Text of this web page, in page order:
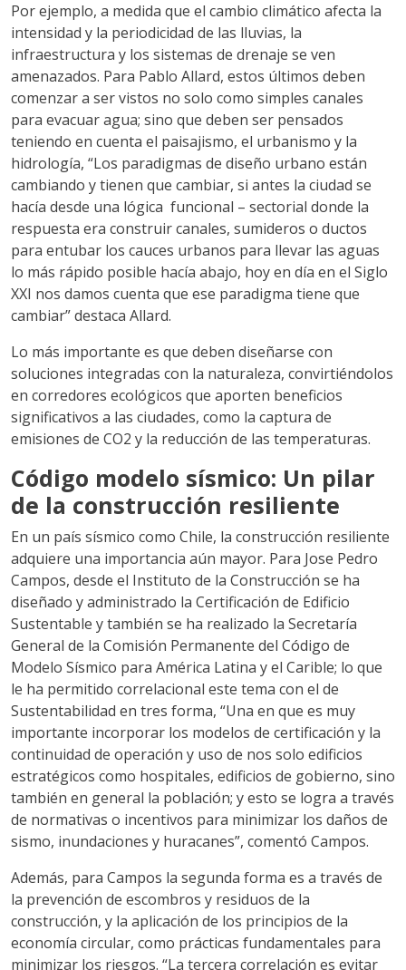
Por ejemplo, a medida que el cambio climático afecta la
intensidad y la periodicidad de las lluvias, la
infraestructura y los sistemas de drenaje se ven
amenazados. Para Pablo Allard, estos últimos deben
comenzar a ser vistos no solo como simples canales
para evacuar agua; sino que deben ser pensados
teniendo en cuenta el paisajismo, el urbanismo y la
hidrología, “Los paradigmas de diseño urbano están
cambiando y tienen que cambiar, si antes la ciudad se
hacía desde una lógica funcional – sectorial donde la
respuesta era construir canales, sumideros o ductos
para entubar los cauces urbanos para llevar las aguas
lo más rápido posible hacía abajo, hoy en día en el Siglo
XXI nos damos cuenta que ese paradigma tiene que
cambiar” destaca Allard.
Lo más importante es que deben diseñarse con
soluciones integradas con la naturaleza, convirtiéndolos
en corredores ecológicos que aporten beneficios
significativos a las ciudades, como la captura de
emisiones de CO2 y la reducción de las temperaturas.
Código modelo sísmico: Un pilar
de la construcción resiliente
En un país sísmico como Chile, la construcción resiliente
adquiere una importancia aún mayor. Para Jose Pedro
Campos, desde el Instituto de la Construcción se ha
diseñado y administrado la Certificación de Edificio
Sustentable y también se ha realizado la Secretaría
General de la Comisión Permanente del Código de
Modelo Sísmico para América Latina y el Carible; lo que
le ha permitido correlacional este tema con el de
Sustentabilidad en tres forma, “Una en que es muy
importante incorporar los modelos de certificación y la
continuidad de operación y uso de nos solo edificios
estratégicos como hospitales, edificios de gobierno, sino
también en general la población; y esto se logra a través
de normativas o incentivos para minimizar los daños de
sismo, inundaciones y huracanes”, comentó Campos.
Además, para Campos la segunda forma es a través de
la prevención de escombros y residuos de la
construcción, y la aplicación de los principios de la
economía circular, como prácticas fundamentales para
minimizar los riesgos. “La tercera correlación es evitar